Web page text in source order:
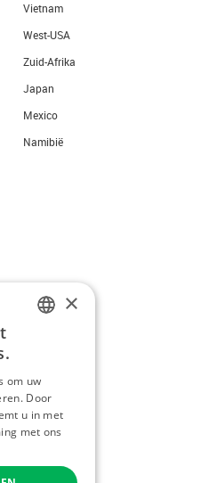
Vietnam
West-USA
Zuid-Afrika
Japan
Mexico
Namibië
ENGLISH
×
om uw
Door
u in met
met ons